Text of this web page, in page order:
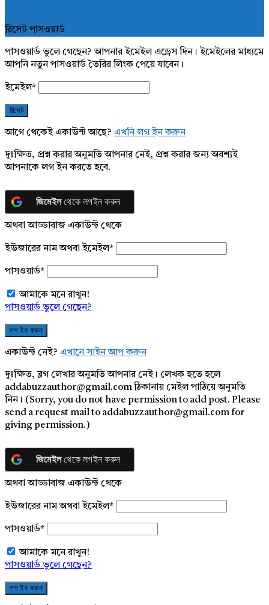
রিসেট পাসওয়ার্ড
পাসওয়ার্ড ভুলে গেছেন? আপনার ইমেইল এড্রেস দিন। ইমেইলের মাধ্যমে
আপনি নতুন পাসওয়ার্ড তৈরির লিংক পেয়ে যাবেন।
ইমেইল*
আগে থেকেই একাউন্ট আছে? এখনি লগ ইন করুন
দুঃক্ষিত, প্রশ্ন করার অনুমতি আপনার নেই, প্রশ্ন করার জন্য অবশ্যই
আপনাকে লগ ইন করতে হবে.
জিমেইলথেকে লগইন করুন
অথবা আড্ডাবাজ একাউন্ট থেকে
ইউজারের নাম অথবা ইমেইল*
পাসওয়ার্ড*
আমাকে মনে রাখুন!
পাসওয়ার্ড ভুলে গেছেন?
একাউন্ট নেই? এখানে সাইন আপ করুন
দুঃক্ষিত, ব্লগ লেখার অনুমতি আপনার নেই। লেখক হতে হলে
addabuzzauthor@gmail.com ঠিকানায় মেইল পাঠিয়ে অনুমতি
নিন। (Sorry, you do not have permission to add post. Please
send a request mail to addabuzzauthor@gmail.com for
giving permission.)
জিমেইলথেকে লগইন করুন
অথবা আড্ডাবাজ একাউন্ট থেকে
ইউজারের নাম অথবা ইমেইল*
পাসওয়ার্ড*
আমাকে মনে রাখুন!
পাসওয়ার্ড ভুলে গেছেন?